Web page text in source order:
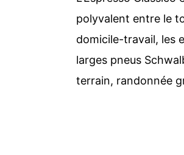
polyvalent entre le
domicile-travail, les
larges pneus
terrain, randonnée